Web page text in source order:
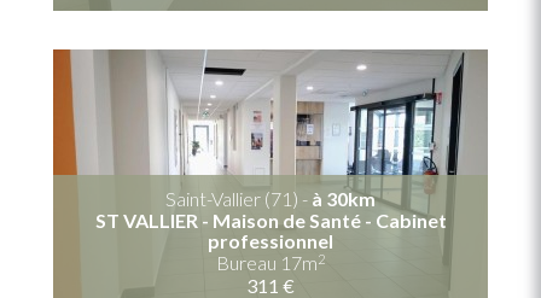
Saint-Vallier (71) - à 30km
ST VALLIER - Maison de Santé - Cabinet
professionnel
Bureau 17m2
311 €